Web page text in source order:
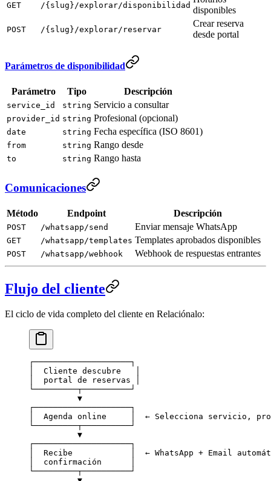
GET /{slug}/explorar/disponibilidad disponibles
POST /{slug}/explorar/reservar
Crear reserva
desde portal
Parámetros de disponibilidad
Parámetro Tipo Descripción
service_id string Servicio a consultar
provider_id string Profesional (opcional)
date string Fecha específica (ISO 8601)
from string Rango desde
to string Rango hasta
Comunicaciones
Método Endpoint Descripción
POST /whatsapp/send Enviar mensaje WhatsApp
GET /whatsapp/templates Templates aprobados disponibles
POST /whatsapp/webhook Webhook de respuestas entrantes
Flujo del cliente
El ciclo de vida completo del cliente en Relaciónalo:
┌────────────────────┐
│  Cliente descubre   │
│  portal de reservas │
└─────────┬──────────┘
          ▼
┌────────────────────┐
│  Agenda online     │  ← Selecciona servicio,
└─────────┬──────────┘
          ▼
┌────────────────────┐
│  Recibe            │  ← WhatsApp + Email
│  confirmación      │
└─────────┬──────────┘